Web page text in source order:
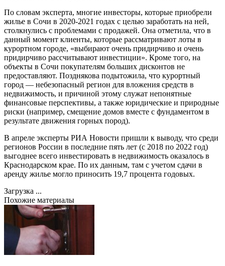
По словам эксперта, многие инвесторы, которые приобрели
жилье в Сочи в 2020-2021 годах с целью заработать на ней,
столкнулись с проблемами с продажей. Она отметила, что в
данный момент клиенты, которые рассматривают лоты в
курортном городе, «выбирают очень придирчиво и очень
придирчиво рассчитывают инвестиции». Кроме того, на
объекты в Сочи покупателям больших дисконтов не
предоставляют. Позднякова подытожила, что курортный
город — небезопасный регион для вложения средств в
недвижимость, и причиной этому служат непонятные
финансовые перспективы, а также юридические и природные
риски (например, смещение домов вместе с фундаментом в
результате движения горных пород).
В апреле эксперты РИА Новости пришли к выводу, что среди
регионов России в последние пять лет (с 2018 по 2022 год)
выгоднее всего инвестировать в недвижимость оказалось в
Краснодарском крае. По их данным, там с учетом сдачи в
аренду жилье могло приносить 19,7 процента годовых.
Загрузка ...
Похожие материалы